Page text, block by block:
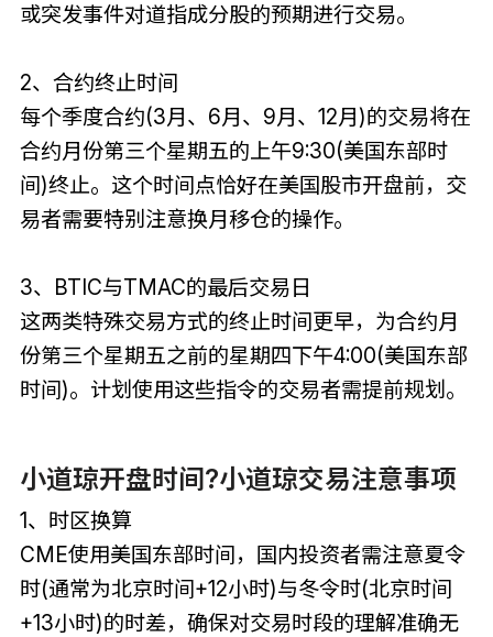
或突发事件对道指成分股的预期进行交易。
2、合约终止时间
每个季度合约(3月、6月、9月、12月)的交易将在
合约月份第三个星期五的上午9:30(美国东部时
间)终止。这个时间点恰好在美国股市开盘前，交
易者需要特别注意换月移仓的操作。
3、BTIC与TMAC的最后交易日
这两类特殊交易方式的终止时间更早，为合约月
份第三个星期五之前的星期四下午4:00(美国东部
时间)。计划使用这些指令的交易者需提前规划。
小道琼开盘时间?小道琼交易注意事项
1、时区换算
CME使用美国东部时间，国内投资者需注意夏令
时(通常为北京时间+12小时)与冬令时(北京时间
+13小时)的时差，确保对交易时段的理解准确无